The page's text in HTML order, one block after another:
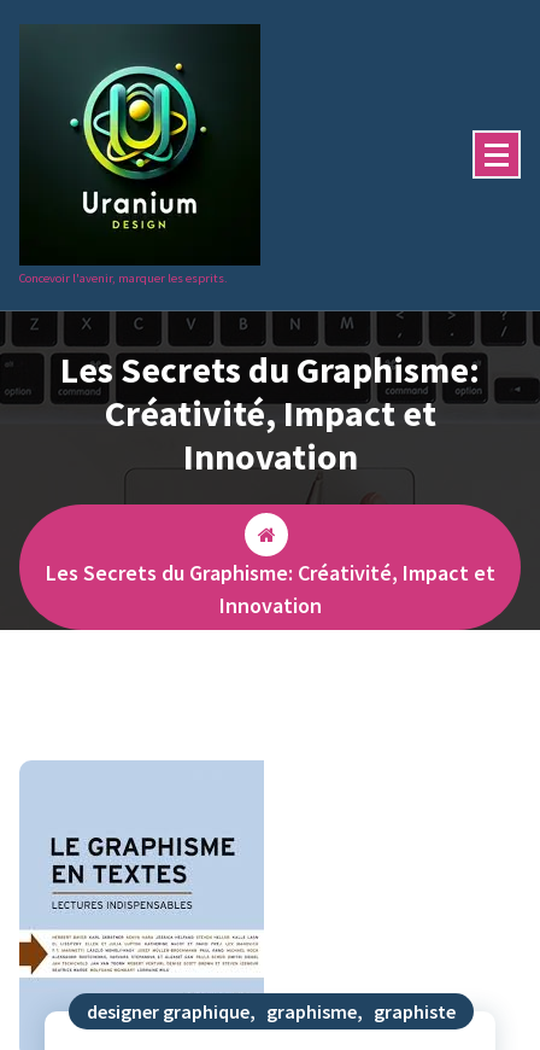
Concevoir l'avenir, marquer les esprits.
Les Secrets du Graphisme:
Créativité, Impact et
Innovation
Les Secrets du Graphisme: Créativité, Impact et
Innovation
designer graphique, graphisme, graphiste